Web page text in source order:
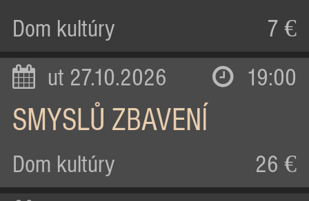
Dom kultúry 7 €
ut 27.10.2026 19:00
SMYSLŮ ZBAVENÍ
Dom kultúry 26 €